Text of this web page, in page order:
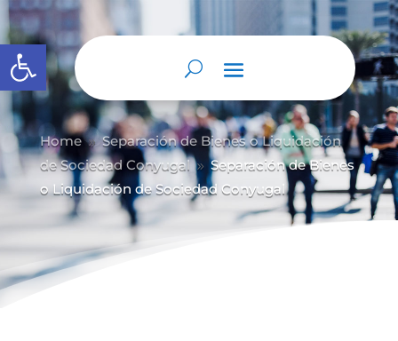
Abrir barra de herramientas
Home 9 Separación de Bienes o Liquidación
de Sociedad Conyugal 9 Separación de Bienes
o Liquidación de Sociedad Conyugal